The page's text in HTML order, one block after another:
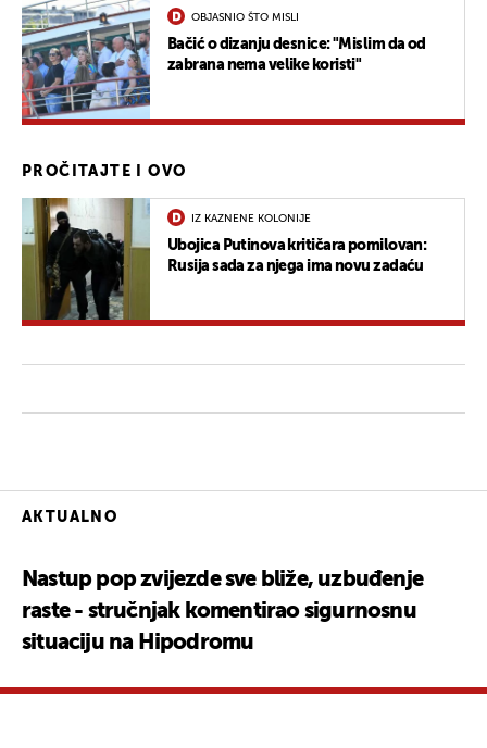
OBJASNIO ŠTO MISLI
Bačić o dizanju desnice: "Mislim da od
zabrana nema velike koristi"
PROČITAJTE I OVO
IZ KAZNENE KOLONIJE
Ubojica Putinova kritičara pomilovan:
Rusija sada za njega ima novu zadaću
AKTUALNO
Nastup pop zvijezde sve bliže, uzbuđenje
raste - stručnjak komentirao sigurnosnu
situaciju na Hipodromu